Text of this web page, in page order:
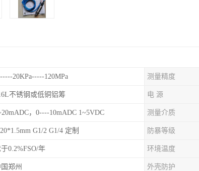
20KPa-----120MPa 测量精度
不锈钢或低铜铝筹 电 源
，0----10mADC 1~5VDC 测量介质
G1/2 G1/4 定制 防暴等级
0.2%FSO/年 环境温度
郑州 外壳防护